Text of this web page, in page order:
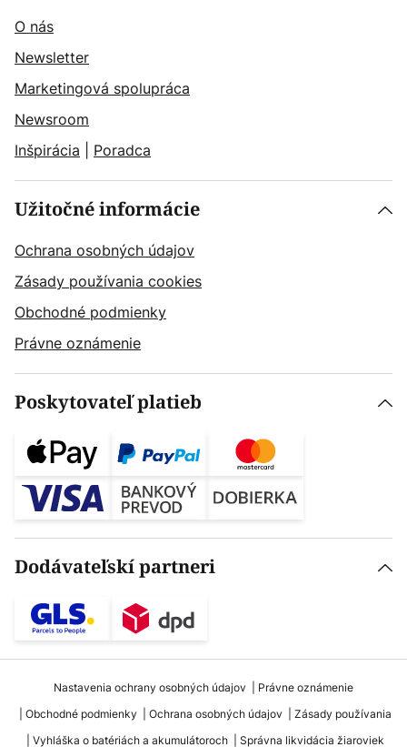
O nás
Newsletter
Marketingová spolupráca
Newsroom
Inšpirácia
Poradca
Užitočné informácie
Ochrana osobných údajov
Zásady používania cookies
Obchodné podmienky
Právne oznámenie
Poskytovateľ platieb
Dodávateľskí partneri
Nastavenia ochrany osobných údajov
Právne oznámenie
Obchodné podmienky
Ochrana osobných údajov
Zásady používania
Vyhláška o batériách a akumulátoroch
Správna likvidácia žiaroviek